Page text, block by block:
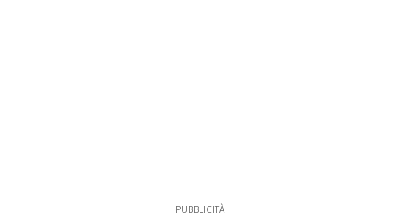
PUBBLICITÀ